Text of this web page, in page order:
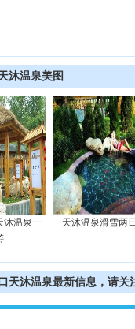
沐温泉美图
沐温泉一
天沐温泉滑雪两
天沐温泉最新信息，请关